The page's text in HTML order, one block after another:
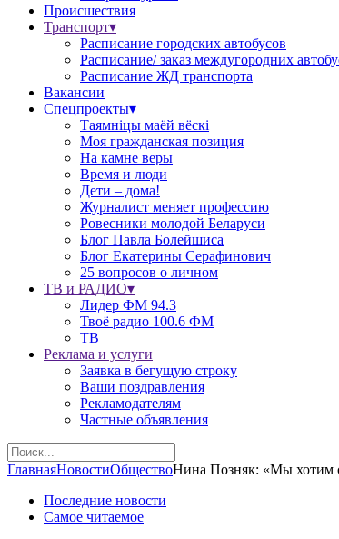
Происшествия
Транспорт▾
Расписание городских автобусов
Расписание/ заказ междугородних
Расписание ЖД транспорта
Вакансии
Спецпроекты▾
Таямніцы маёй вёскі
Моя гражданская позиция
На камне веры
Время и люди
Дети – дома!
Журналист меняет профессию
Ровесники молодой Беларуси
Блог Павла Болейшиса
Блог Екатерины Серафинович
25 вопросов о личном
ТВ и РАДИО▾
Лидер ФМ 94.3
Твоё радио 100.6 ФМ
ТВ
Реклама и услуги
Заявка в бегущую строку
Ваши поздравления
Рекламодателям
Частные объявления
ГлавнаяНовостиОбществоНина Позняк: «Мы хотим
Последние новости
Самое читаемое